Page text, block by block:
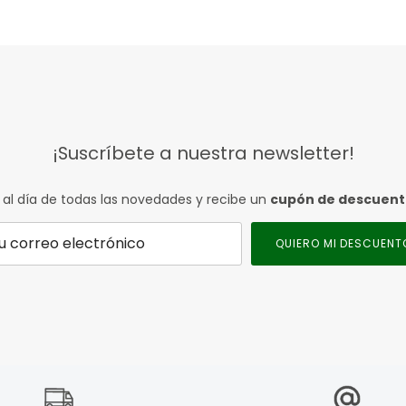
¡Suscríbete a nuestra newsletter!
día de todas las novedades y recibe un cupón de
QUIERO MI